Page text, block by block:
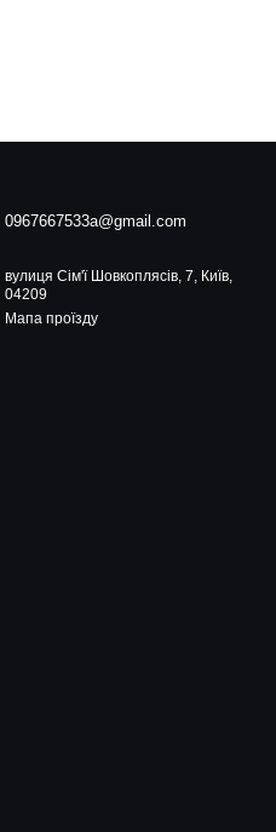
0967667533a@gmail.com
вулиця Сім'ї Шовкоплясів, 7, Київ,
04209
Мапа проїзду